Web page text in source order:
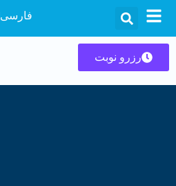
فارسی
رزرو نوبت